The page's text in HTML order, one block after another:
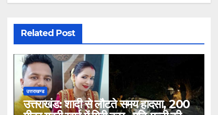
Related Post
उत्तराखण्ड
उत्तराखंड: शादी से लौटते समय हादसा, 200